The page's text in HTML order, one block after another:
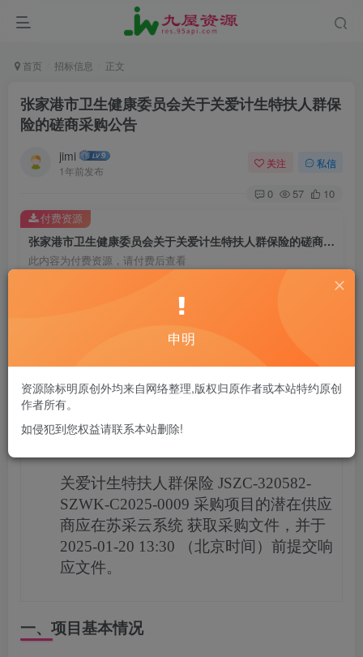
首页 招标信息 正文
张家港市卫生健康委员会关于关爱计生特扶人群保
险的磋商采购公告
jimi
1年前发布
关注 私信
0 57 10
张家港市卫生健康委员会关于关爱计生特扶人群保险的磋商采购公告
此内容为付费资源，请付费后查看
20
您当前未登录！建议登陆后购买，可保存购买订单
付费资源
关爱计生特扶人群保险 JSZC-320582-
SZWK-C2025-0009 采购项目的潜在供应
商应在苏采云系统 获取采购文件，并于
2025-01-20 13:30 （北京时间）前提交响
应文件。
一、项目基本情况
申明
资源除标明原创外均来自网络整理,版权归原作者或本站特约原创
作者所有。
如侵犯到您权益请联系本站删除!